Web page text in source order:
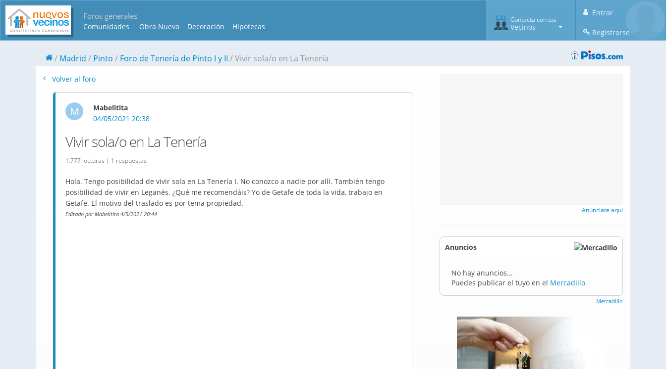
Foros generales
Comunidades Obra Nueva Decoración Hipotecas
Entrar
Registrarse
Contacta con tus
Vecinos
Madrid Pinto Foro de Tenería de Pinto I y II Vivir sola/o en La Tenería
Volver al foro
M
Mabelitita
04/05/2021 20:38
Vivir sola/o en La Tenería
1.777 lecturas | 1 respuestas
Hola. Tengo posibilidad de vivir sola en La Tenería I. No conozco a nadie por allí. También tengo
posibilidad de vivir en Leganés. ¿Qué me recomendáis? Yo de Getafe de toda la vida, trabajo en
Getafe. El motivo del traslado es por tema propiedad.
Editado por Mabelitita 4/5/2021 20:44
Anúnciate aquí
Anuncios
No hay anuncios...
Puedes publicar el tuyo en el Mercadillo
Mercadillo